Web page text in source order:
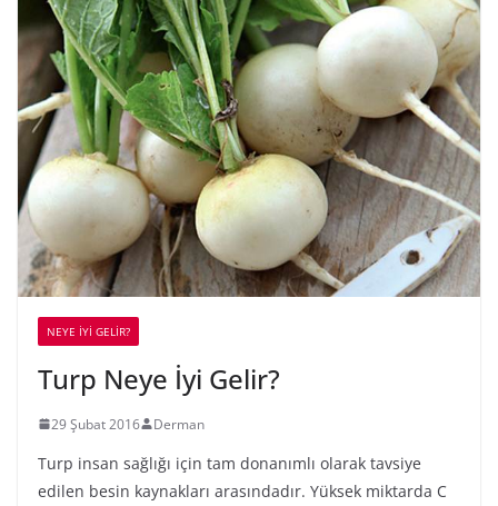
NEYE İYİ GELİR?
Turp Neye İyi Gelir?
29 Şubat 2016 Derman
Turp insan sağlığı için tam donanımlı olarak tavsiye
edilen besin kaynakları arasındadır. Yüksek miktarda C